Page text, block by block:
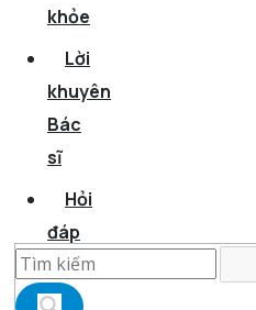
khỏe
Lời
khuyên
Bác
sĩ
Hỏi
đáp